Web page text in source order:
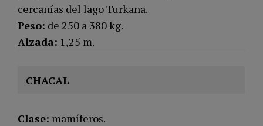
cercanías del lago Turkana.
Peso: de 250 a 380 kg.
Alzada: 1,25 m.
CHACAL
Clase: mamíferos.